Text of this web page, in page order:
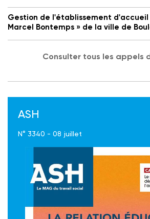
Gestion de l'établissement
Marcel Bontemps » de la ville de
Consulter tous les appels
ASH
N° 3340 - 08 juillet